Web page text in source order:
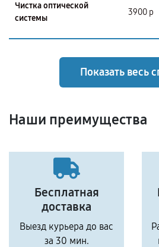
Чистка оптической
системы
3900 р
Показать весь
Наши преимущества
Бесплатная
доставка
Выезд курьера до вас
за 30 мин.